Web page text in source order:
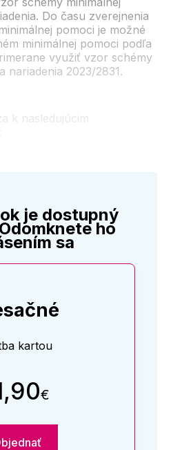
Do času zverejnenia
pomoci je možné
minimálnej pomoci podľa
využiť vzor schémy
nariadenia 2023/2831.
k nasledujúcim
je dostupný
ho
sa
kartou
€